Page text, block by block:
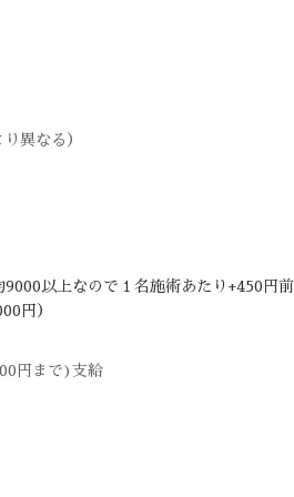
異なる）
9000以上なので１名施術あたり+450
円）
円まで)支給